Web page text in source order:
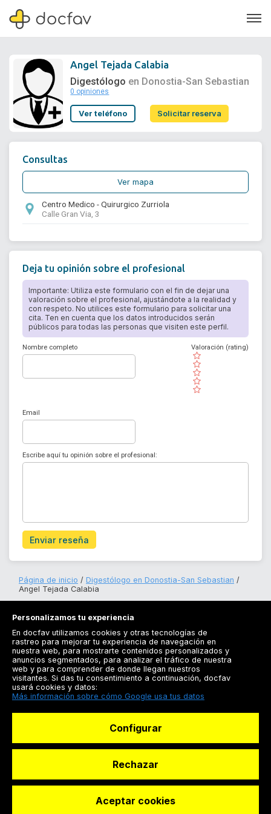
Soporte
Angel Tejada Calabia
Digestólogo en Donostia-San Sebastian
0 opiniones
Ver teléfono Solicitar reserva
Consultas
Ver mapa
Centro Medico - Quirurgico Zurriola
Calle Gran Via, 3
Deja tu opinión sobre el profesional
Importante: Utiliza este formulario con el fin de dejar una
valoración sobre el profesional, ajustándote a la realidad y
con respeto. No utilices este formulario para solicitar una
cita. Ten en cuenta que los datos introducidos serán
públicos para todas las personas que visiten este perfil.
Nombre completo
( )
( )
( )
( )
( )
Valoración (rating)
Email
Escribe aquí tu opinión sobre el profesional:
Enviar reseña
Página de inicio
Digestólogo en Donostia-San Sebastian
Angel Tejada Calabia
Registrarse
Docfav
© Dashboard Technologies S.L
Personalizamos tu experiencia
En docfav utilizamos cookies y otras tecnologías de
rastreo para mejorar tu experiencia de navegación en
nuestra web, para mostrarte contenidos personalizados y
anuncios segmentados, para analizar el tráfico de nuestra
web y para comprender de donde llegan nuestros
visitantes. Si das tu consentimiento a continuación, docfav
usará cookies y datos:
Más información sobre cómo Google usa tus datos
Configurar
Rechazar
Aceptar cookies